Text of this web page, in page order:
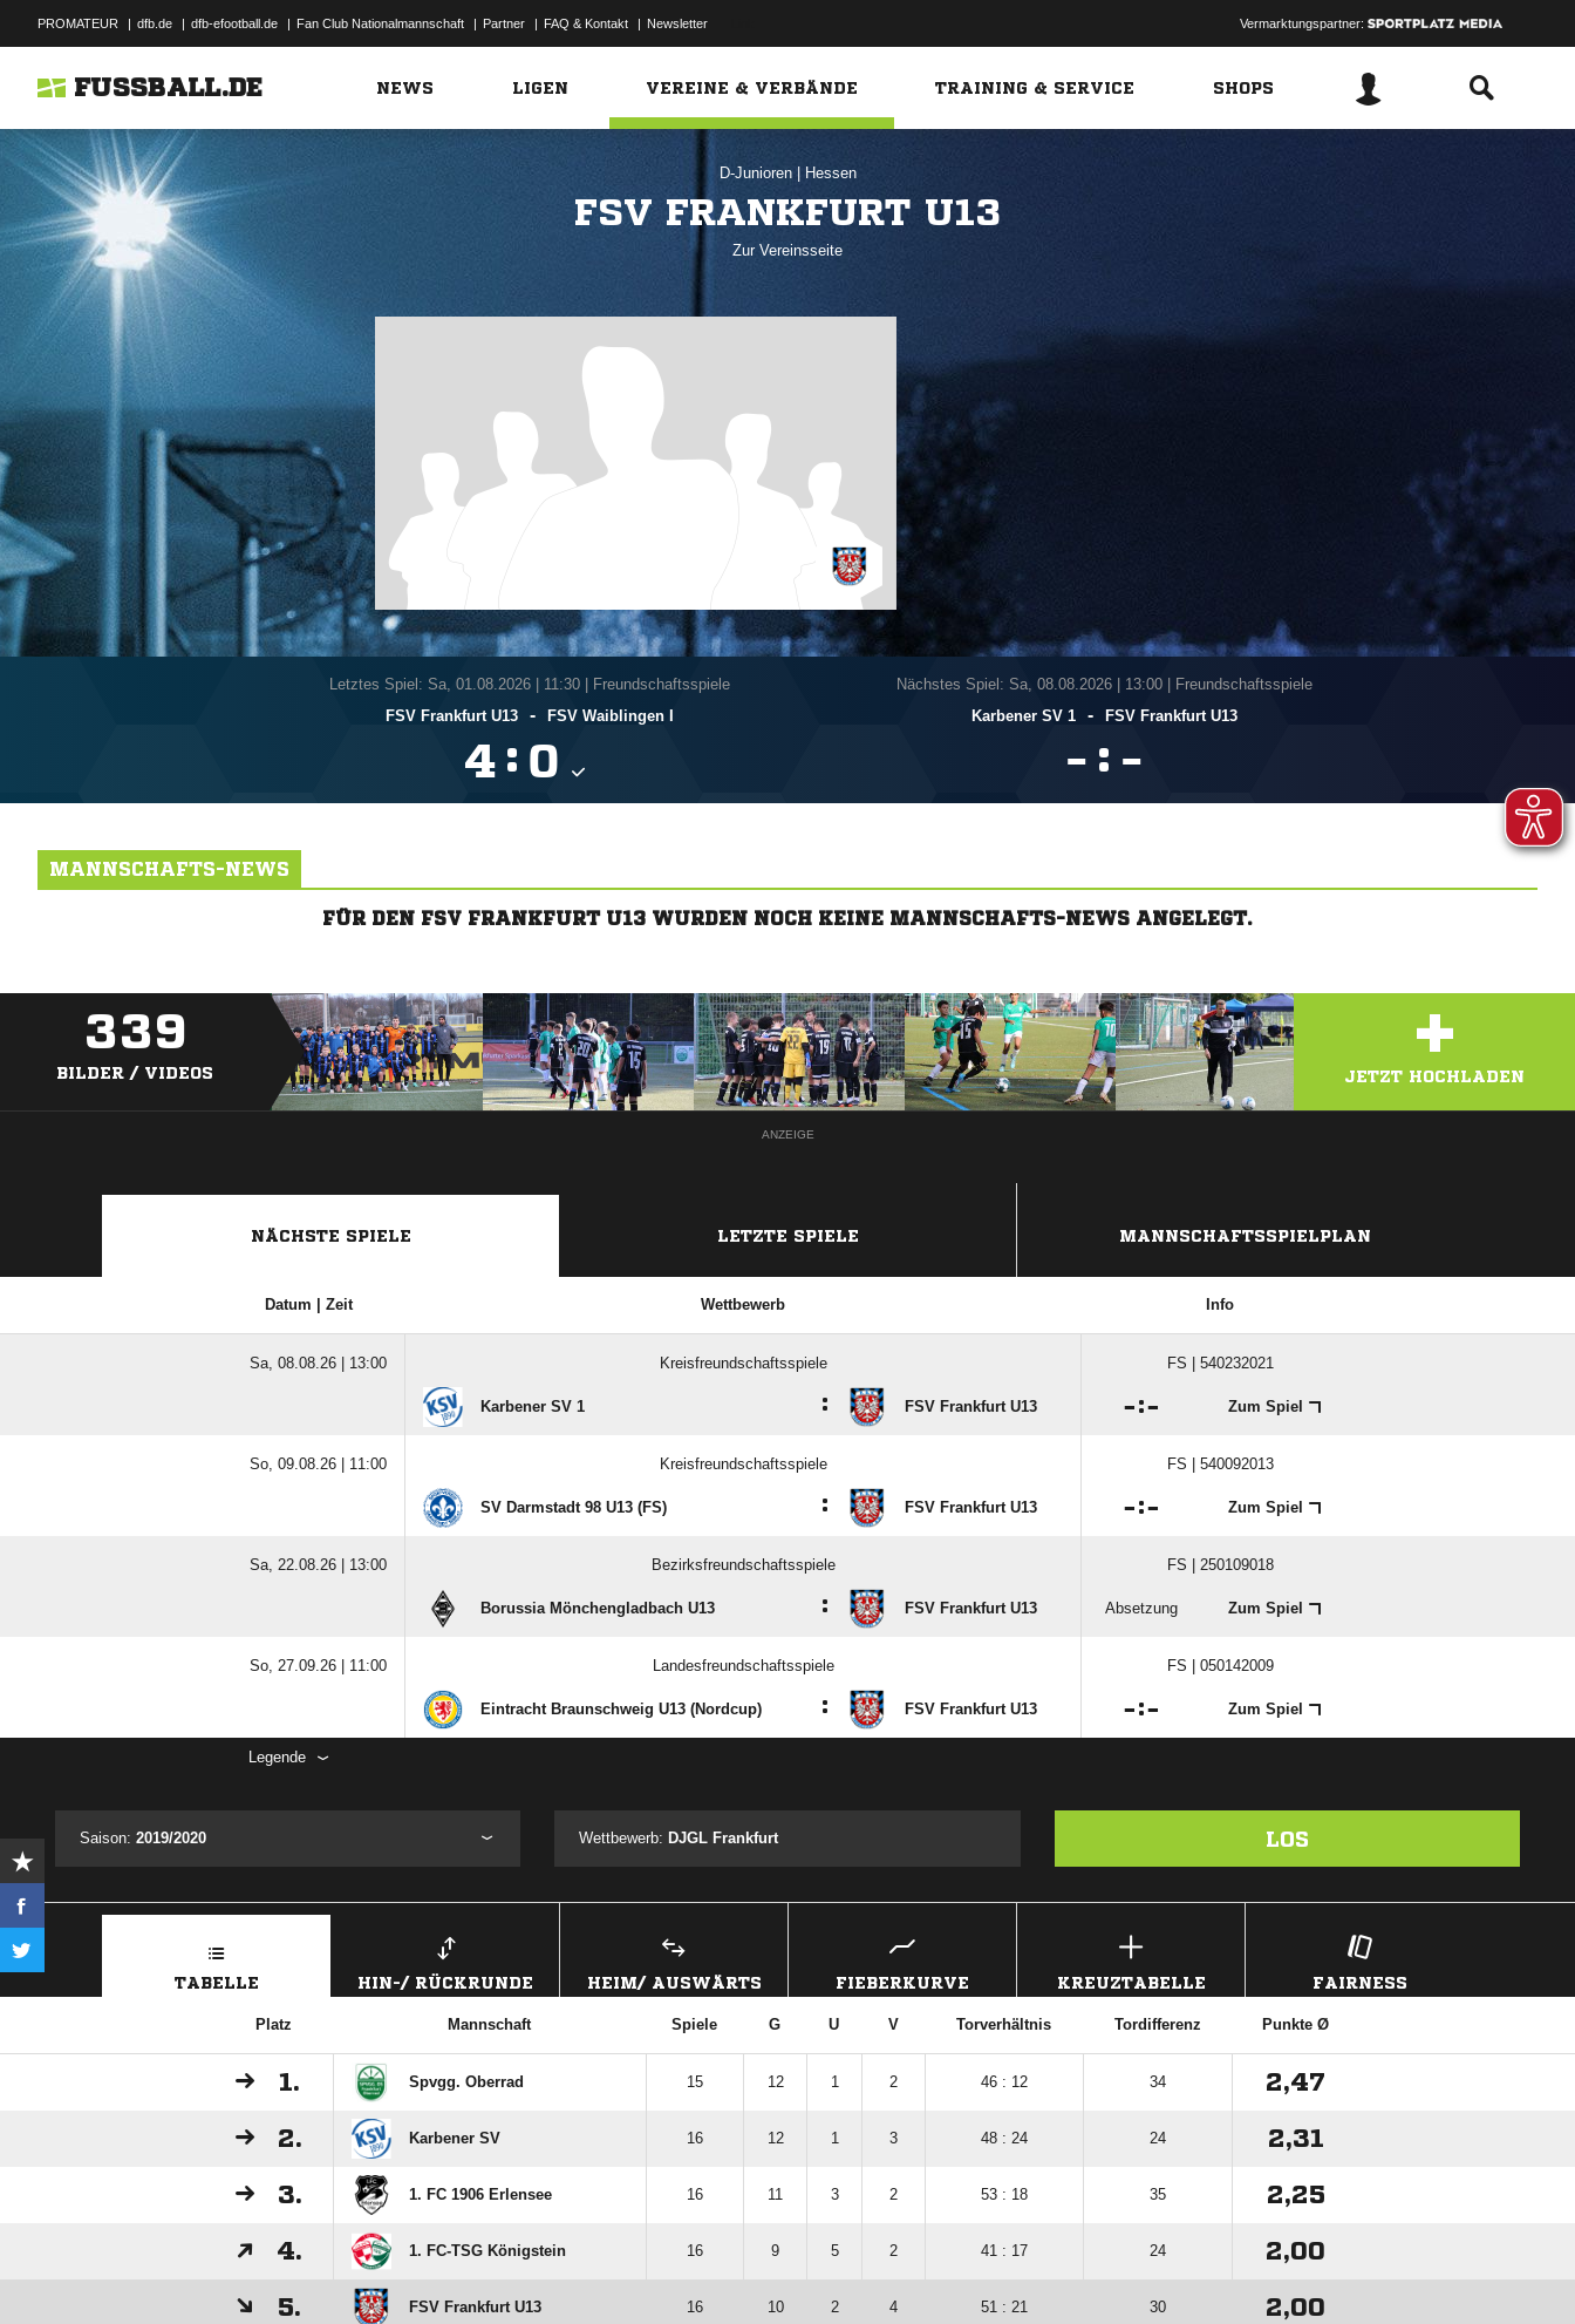
PROMATEUR | dfb.de | dfb-efootball.de | Fan Club Nationalmannschaft | Partner | FAQ & Kontakt | Newsletter Vermarktungspartner:
FUSSBALL.DE NEWS LIGEN VEREINE & VERBÄNDE TRAINING & SERVICE SHOPS
D-Junioren Hessen
FSV FRANKFURT U13
Zur Vereinsseite
Letztes Spiel: Sa, 01.08.2026
11:30 | Freundschaftsspiele
FSV Frankfurt U13
- FSV Waiblingen I
 : 
Nächstes Spiel: Sa, 08.08.2026| 13:00 | Freundschaftsspiele
Karbener SV 1
- FSV Frankfurt U13
 : 
MANNSCHAFTS-NEWS
FÜR DEN FSV FRANKFURT U13 WURDEN NOCH KEINE MANNSCHAFTS-NEWS ANGELEGT.
339
BILDER / VIDEOS +
JETZT HOCHLADEN
ANZEIGE
NÄCHSTE SPIELE LETZTE SPIELE MANNSCHAFTSSPIELPLAN
Datum | Zeit Wettbewerb Info
Sa, 08.08.26 | 13:00 Kreisfreundschaftsspiele FS | 540232021
Karbener SV 1 : FSV Frankfurt U13 : Zum Spiel
So, 09.08.26 | 11:00 Kreisfreundschaftsspiele FS | 540092013
SV Darmstadt 98 U13 (FS) : FSV Frankfurt U13 : Zum Spiel
Sa, 22.08.26 | 13:00 Bezirksfreundschaftsspiele FS | 250109018
Borussia Mönchengladbach U13 : FSV Frankfurt U13 Absetzung Zum Spiel
So, 27.09.26 | 11:00 Landesfreundschaftsspiele FS | 050142009
Eintracht Braunschweig U13 (Nordcup) : FSV Frankfurt U13 : Zum Spiel
Legende
Saison: 2019/2020 Wettbewerb: DJGL Frankfurt LOS
TABELLE HIN-/ RÜCKRUNDE HEIM/ AUSWÄRTS FIEBERKURVE KREUZTABELLE FAIRNESS
Platz Mannschaft Spiele G U V Torverhältnis Tordifferenz Punkte Ø
1. Spvgg. Oberrad 15 12 1 2 46 : 12 34 2,47
2. Karbener SV 16 12 1 3 48 : 24 24 2,31
3. 1. FC 1906 Erlensee 16 11 3 2 53 : 18 35 2,25
4. 1. FC-TSG Königstein 16 9 5 2 41 : 17 24 2,00
5. FSV Frankfurt U13 16 10 2 4 51 : 21 30 2,00